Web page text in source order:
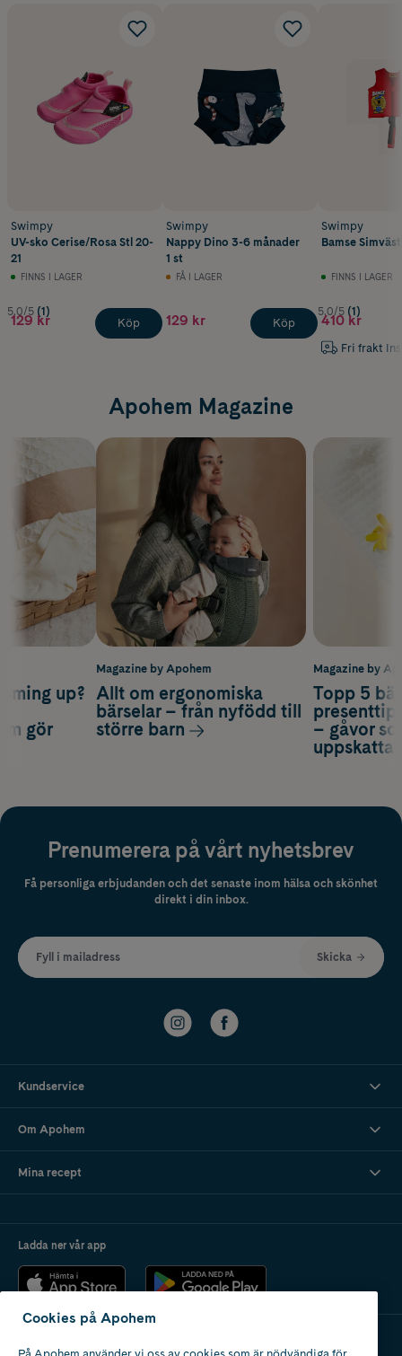
Swimpy
UV-sko Cerise/Rosa Stl 20-
21
FINNS I LAGER
5.0/5 (1)
129 kr Köp
Swimpy
Nappy Dino 3-6 månader
1 st
FÅ I LAGER
129 kr Köp
Swimpy
Bamse
FINNS I LAGER
5.0/5 (1)
410 kr
Fri frakt
Apohem Magazine
Magazine by
Topp 5
– gåvor
up?
gör
Magazine by Apohem
Allt om ergonomiska
bärselar – från nyfödd till
större barn
Prenumerera på vårt nyhetsbrev
Få personliga erbjudanden och det senaste inom hälsa och skönhet
direkt i din inbox.
Fyll i mailadress Skicka
Kundservice
Om Apohem
Mina recept
Ladda ner vår app
Cookies på Apohem